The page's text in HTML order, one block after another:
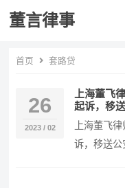
董言律事
首页 套路贷
26
2023 / 02
上海董飞
起诉，移
上海董飞
诉，移送